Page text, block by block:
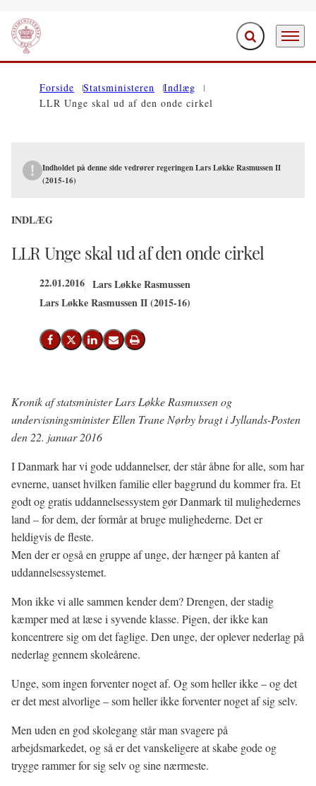
Gå til forsiden Fold søgefelt ud
Menu
Forside Statsministeren
Indlæg
LLR Unge skal ud af den onde cirkel
Indholdet på denne side vedrører regeringen Lars Løkke Rasmussen II
(2015-16)
INDLÆG
LLR Unge skal ud af den onde cirkel
22.01.2016 Lars Løkke Rasmussen
Lars Løkke Rasmussen II (2015-16)
Del på Facebook
Del på X (Twitter)
Del på LinkedIn
Send email
Print
Kronik af statsminister Lars Løkke Rasmussen og
undervisningsminister Ellen Trane Nørby bragt i Jyllands-Posten
den 22. januar 2016
I Danmark har vi gode uddannelser, der står åbne for alle, som har
evnerne, uanset hvilken familie eller baggrund du kommer fra. Et
godt og gratis uddannelsessystem gør Danmark til mulighedernes
land – for dem, der formår at bruge mulighederne. Det er
heldigvis de fleste.
Men der er også en gruppe af unge, der hænger på kanten af
uddannelsessystemet.
Mon ikke vi alle sammen kender dem? Drengen, der stadig
kæmper med at læse i syvende klasse. Pigen, der ikke kan
koncentrere sig om det faglige. Den unge, der oplever nederlag på
nederlag gennem skoleårene.
Unge, som ingen forventer noget af. Og som heller ikke – og det
er det mest alvorlige – som heller ikke forventer noget af sig selv.
Men uden en god skolegang står man svagere på
arbejdsmarkedet, og så er det vanskeligere at skabe gode og
trygge rammer for sig selv og sine nærmeste.